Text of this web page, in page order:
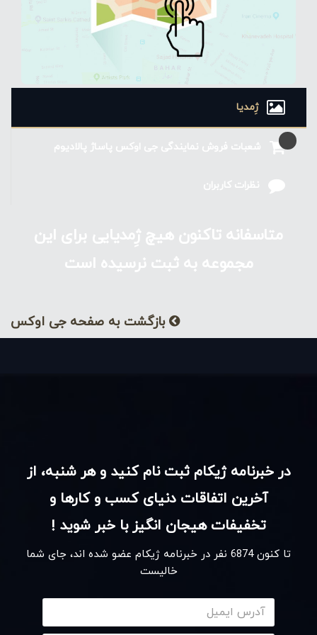
ژِمدیا
شعبات فروش نمایندگی جی اوکس پاساژ پالادیوم
نظرات کاربران
متاسفانه تاکنون هیچ ژِمدیایی برای این
مجموعه به ثبت نرسیده است
بازگشت به صفحه جی اوکس
در خبرنامه ژیکام ثبت نام کنید و هر شنبه، از
آخرین اتفاقات دنیای کسب و کارها و
تخفیفات هیجان انگیز با خبر شوید !
تا کنون6874 نفر در خبرنامه ژیکام عضو شده اند، جای شما
خالیست